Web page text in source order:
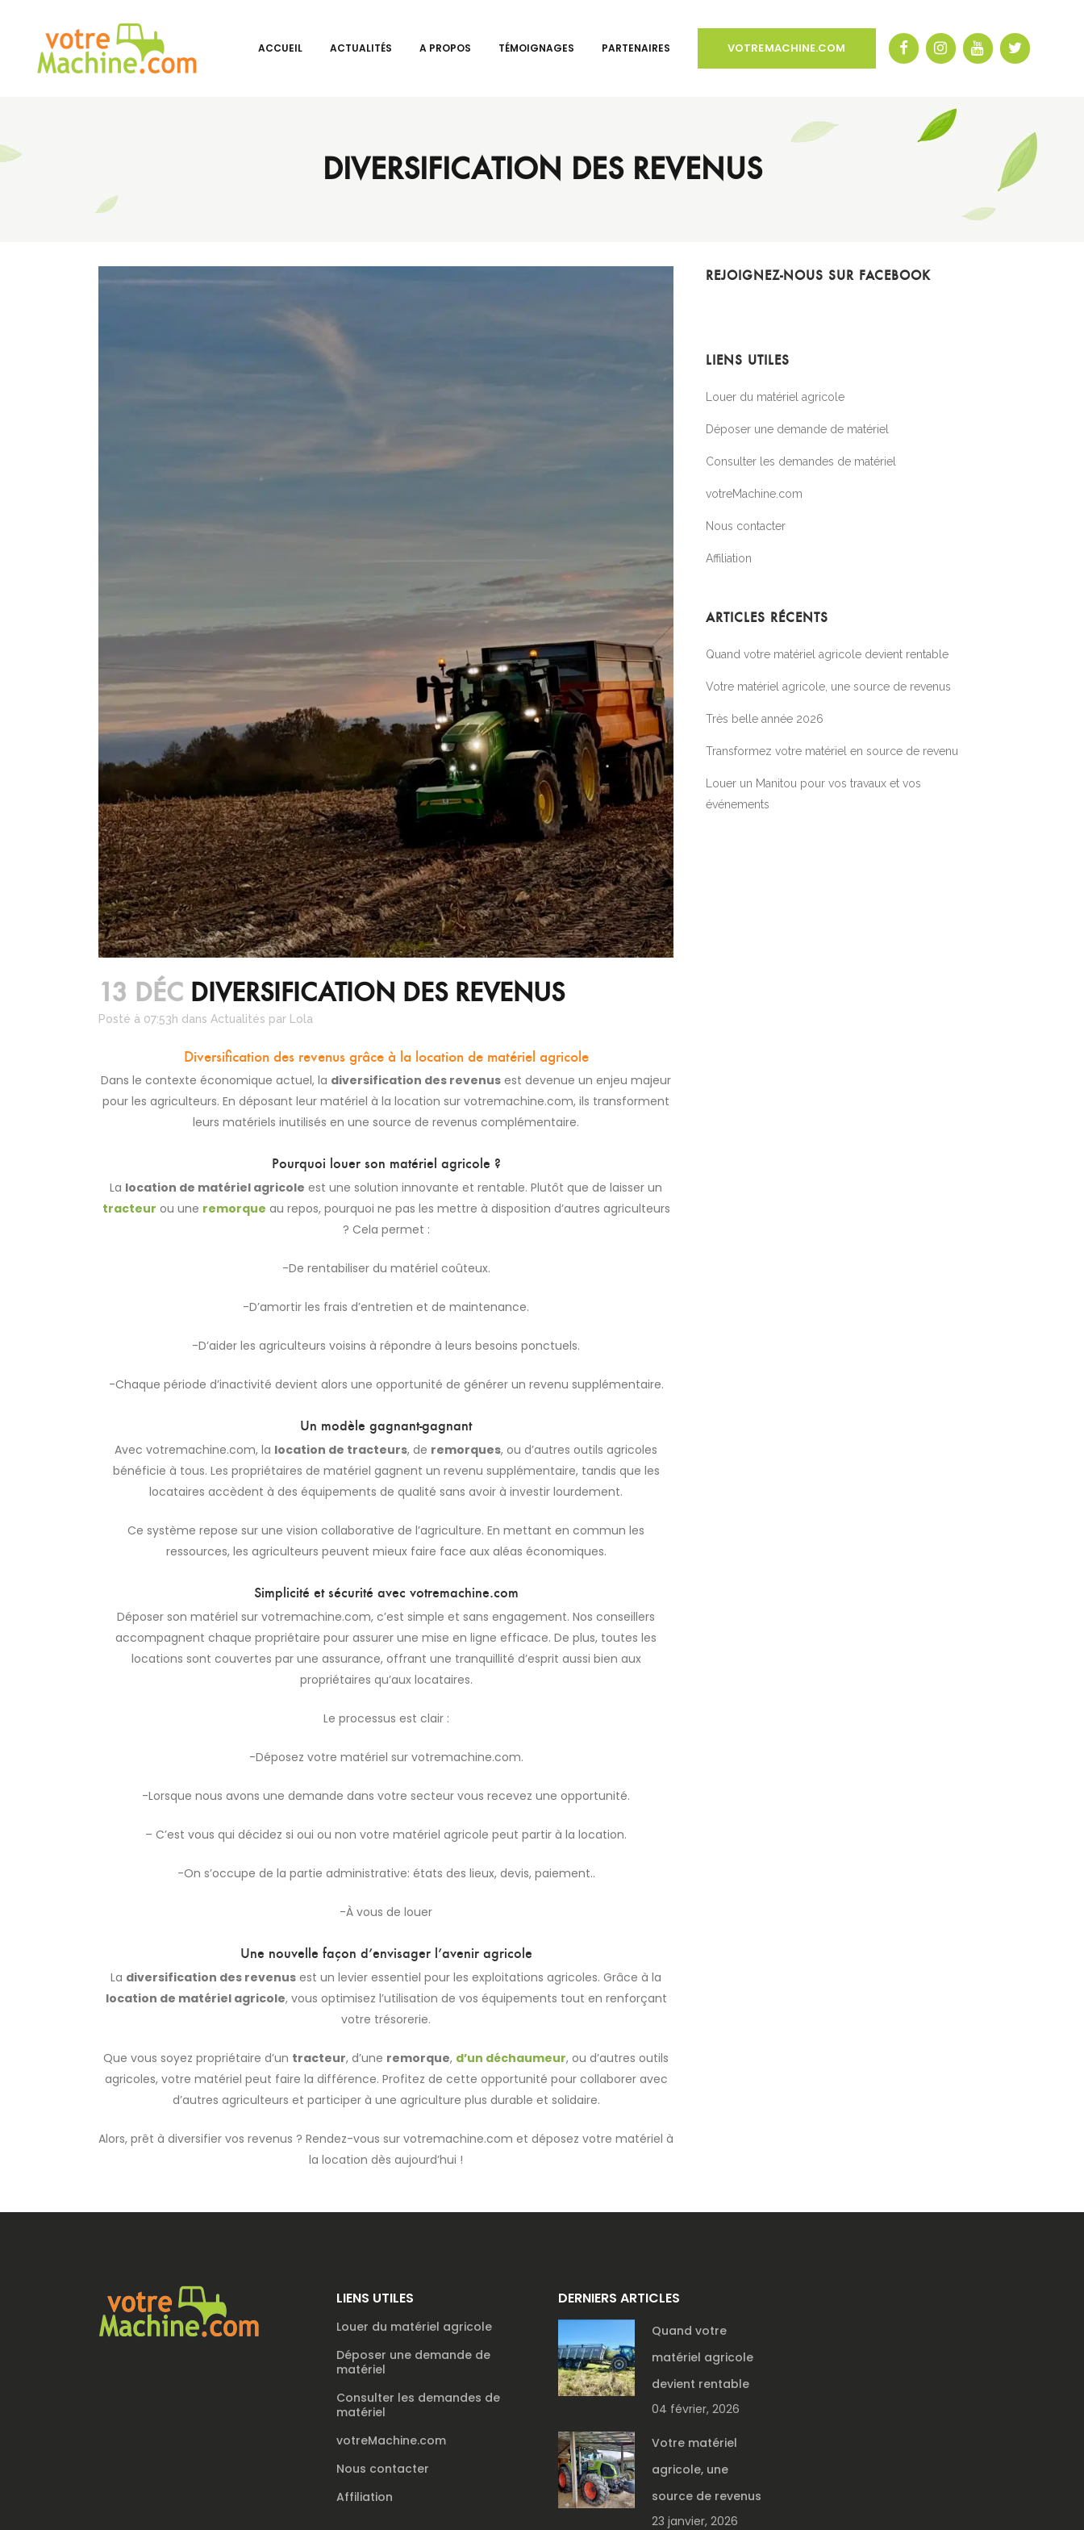
VOTREMACHINE.COM
ACCUEIL ACTUALITÉS A PROPOS TÉMOIGNAGES PARTENAIRES
DIVERSIFICATION DES REVENUS
13 DÉC DIVERSIFICATION DES REVENUS
Posté à 07:53h dans Actualités par Lola
Diversification des revenus grâce à la location de matériel agricole
Dans le contexte économique actuel, la diversification des revenus est devenue un enjeu majeur
pour les agriculteurs. En déposant leur matériel à la location sur votremachine.com, ils transforment
leurs matériels inutilisés en une source de revenus complémentaire.
Pourquoi louer son matériel agricole ?
La location de matériel agricole est une solution innovante et rentable. Plutôt que de laisser un
tracteur ou une remorque au repos, pourquoi ne pas les mettre à disposition d’autres agriculteurs
? Cela permet :
-De rentabiliser du matériel coûteux.
-D’amortir les frais d’entretien et de maintenance.
-D’aider les agriculteurs voisins à répondre à leurs besoins ponctuels.
-Chaque période d’inactivité devient alors une opportunité de générer un revenu supplémentaire.
Un modèle gagnant-gagnant
Avec votremachine.com, la location de tracteurs, de remorques, ou d’autres outils agricoles
bénéficie à tous. Les propriétaires de matériel gagnent un revenu supplémentaire, tandis que les
locataires accèdent à des équipements de qualité sans avoir à investir lourdement.
Ce système repose sur une vision collaborative de l’agriculture. En mettant en commun les
ressources, les agriculteurs peuvent mieux faire face aux aléas économiques.
Simplicité et sécurité avec votremachine.com
Déposer son matériel sur votremachine.com, c’est simple et sans engagement. Nos conseillers
accompagnent chaque propriétaire pour assurer une mise en ligne efficace. De plus, toutes les
locations sont couvertes par une assurance, offrant une tranquillité d’esprit aussi bien aux
propriétaires qu’aux locataires.
Le processus est clair :
-Déposez votre matériel sur votremachine.com.
-Lorsque nous avons une demande dans votre secteur vous recevez une opportunité.
– C’est vous qui décidez si oui ou non votre matériel agricole peut partir à la location.
-On s’occupe de la partie administrative: états des lieux, devis, paiement..
-À vous de louer
Une nouvelle façon d’envisager l’avenir agricole
La diversification des revenus est un levier essentiel pour les exploitations agricoles. Grâce à la
location de matériel agricole, vous optimisez l’utilisation de vos équipements tout en renforçant
votre trésorerie.
Que vous soyez propriétaire d’un tracteur, d’une remorque, d’un déchaumeur, ou d’autres outils
agricoles, votre matériel peut faire la différence. Profitez de cette opportunité pour collaborer avec
d’autres agriculteurs et participer à une agriculture plus durable et solidaire.
Alors, prêt à diversifier vos revenus ? Rendez-vous sur votremachine.com et déposez votre matériel à
la location dès aujourd’hui !
REJOIGNEZ-NOUS SUR FACEBOOK
LIENS UTILES
Louer du matériel agricole
Déposer une demande de matériel
Consulter les demandes de matériel
votreMachine.com
Nous contacter
Affiliation
ARTICLES RÉCENTS
Quand votre matériel agricole devient rentable
Votre matériel agricole, une source de revenus
Très belle année 2026
Transformez votre matériel en source de revenu
Louer un Manitou pour vos travaux et vos
événements
LIENS UTILES
Louer du matériel agricole
Déposer une demande de
matériel
Consulter les demandes de
matériel
votreMachine.com
Nous contacter
Affiliation
DERNIERS ARTICLES
Quand votre
matériel agricole
devient rentable
04 février, 2026
Votre matériel
agricole, une
source de revenus
23 janvier, 2026